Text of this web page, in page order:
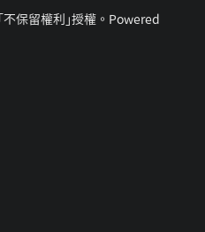
保留權利｣授權。Powered